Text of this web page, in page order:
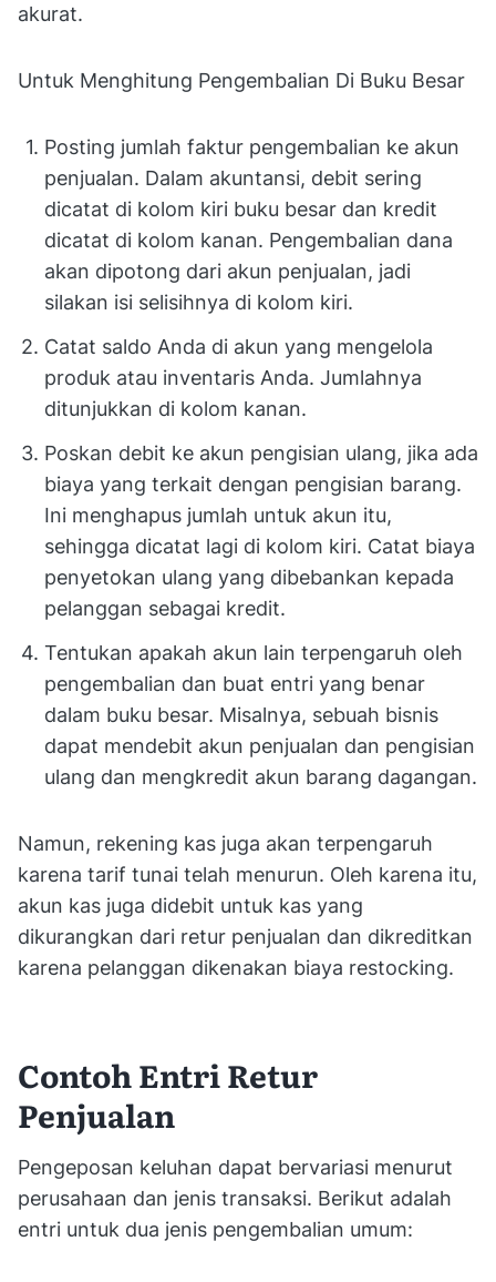
akurat.
Untuk Menghitung Pengembalian Di Buku Besar
Posting jumlah faktur pengembalian ke akun
penjualan. Dalam akuntansi, debit sering
dicatat di kolom kiri buku besar dan kredit
dicatat di kolom kanan. Pengembalian dana
akan dipotong dari akun penjualan, jadi
silakan isi selisihnya di kolom kiri.
Catat saldo Anda di akun yang mengelola
produk atau inventaris Anda. Jumlahnya
ditunjukkan di kolom kanan.
Poskan debit ke akun pengisian ulang, jika ada
biaya yang terkait dengan pengisian barang.
Ini menghapus jumlah untuk akun itu,
sehingga dicatat lagi di kolom kiri. Catat biaya
penyetokan ulang yang dibebankan kepada
pelanggan sebagai kredit.
Tentukan apakah akun lain terpengaruh oleh
pengembalian dan buat entri yang benar
dalam buku besar. Misalnya, sebuah bisnis
dapat mendebit akun penjualan dan pengisian
ulang dan mengkredit akun barang dagangan.
Namun, rekening kas juga akan terpengaruh
karena tarif tunai telah menurun. Oleh karena itu,
akun kas juga didebit untuk kas yang
dikurangkan dari retur penjualan dan dikreditkan
karena pelanggan dikenakan biaya restocking.
Contoh Entri Retur
Penjualan
Pengeposan keluhan dapat bervariasi menurut
perusahaan dan jenis transaksi. Berikut adalah
entri untuk dua jenis pengembalian umum: